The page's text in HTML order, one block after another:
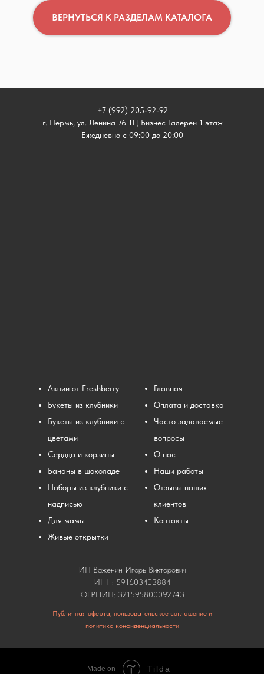
ВЕРНУТЬСЯ К РАЗДЕЛАМ КАТАЛОГА
Акции от Freshberry
Букеты из клубники
Букеты из клубники с
цветами
Сердца и корзины
Бананы в шоколаде
Наборы из клубники с
надписью
Для мамы
Живые открытки
Главная
Оплата и доставка
Часто задаваемые
вопросы
О нас
Наши работы
Отзывы наших
клиентов
Контакты
ИП Важенин Игорь Викторович
ИНН: 591603403884
ОГРНИП: 321595800092743
+7 (992) 205-92-92
г. Пермь, ул. Ленина 76 ТЦ Бизнес Галереи 1 этаж
Ежедневно с 09:00 до 20:00
Публичная оферта, пользовательское соглашение и
политика конфиденциальности
Made on Tilda